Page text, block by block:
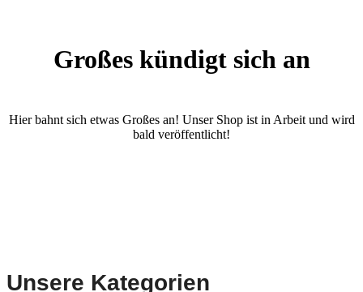
Großes kündigt sich an
Hier bahnt sich etwas Großes an! Unser Shop ist in Arbeit und wird
bald veröffentlicht!
Unsere Kategorien